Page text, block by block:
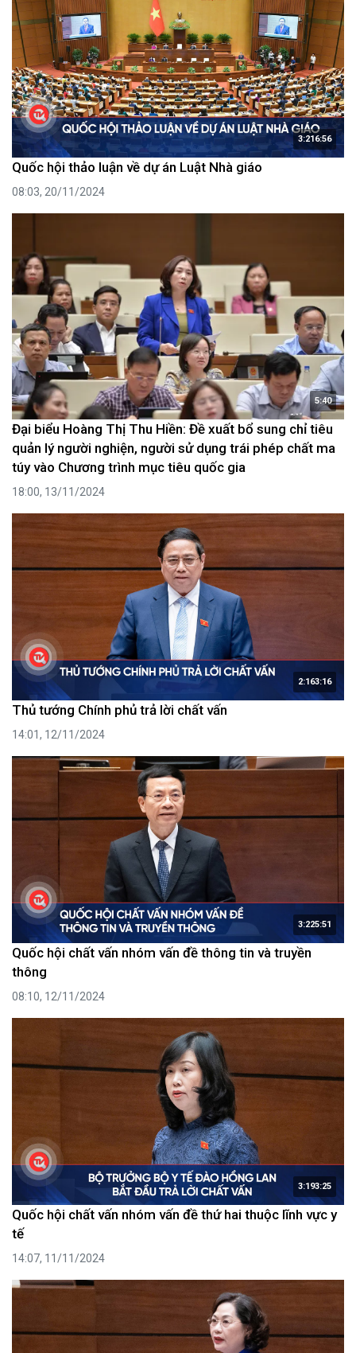
3:216:56
Quốc hội thảo luận về dự án Luật Nhà giáo
08:03, 20/11/2024
5:40
Đại biểu Hoàng Thị Thu Hiền: Đề xuất bổ sung chỉ tiêu
quản lý người nghiện, người sử dụng trái phép chất ma
túy vào Chương trình mục tiêu quốc gia
18:00, 13/11/2024
2:163:16
Thủ tướng Chính phủ trả lời chất vấn
14:01, 12/11/2024
3:225:51
Quốc hội chất vấn nhóm vấn đề thông tin và truyền
thông
08:10, 12/11/2024
3:193:25
Quốc hội chất vấn nhóm vấn đề thứ hai thuộc lĩnh vực y
tế
14:07, 11/11/2024